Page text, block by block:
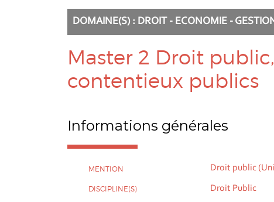
DOMAINE(S) : DROIT - ECONOMIE -
Master 2 Droit
contentieux publics
Informations générales
MENTION Droit public
DISCIPLINE(S) Droit Public